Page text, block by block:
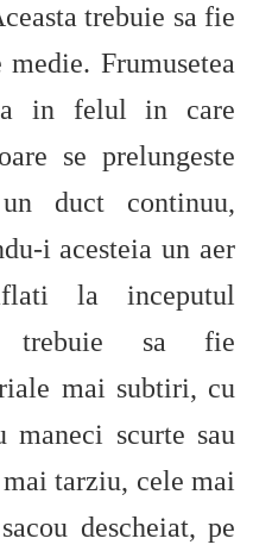
trebuie sa fie
Frumusetea
in felul in care
se prelungeste
duct continuu,
i acesteia un aer
la inceputul
trebuie sa fie
mai subtiri, cu
scurte sau
tarziu, cele mai
descheiat, pe